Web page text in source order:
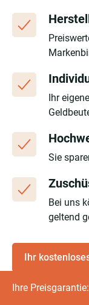
Ihre
Ihr
Sie
Bei uns
geltend
Ihr